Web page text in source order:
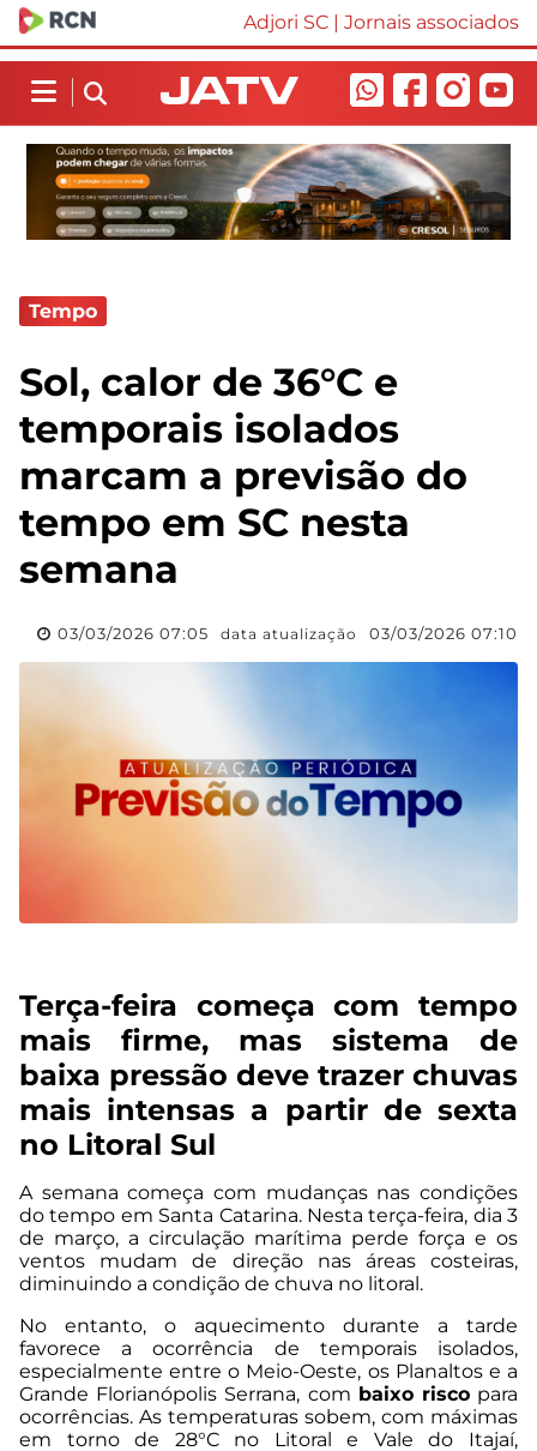
Adjori SC | Jornais associados
Tempo
Sol, calor de 36°C e
temporais isolados
marcam a previsão do
tempo em SC nesta
semana
03/03/2026 07:05 data atualização 03/03/2026 07:10
Terça-feira começa com tempo
mais firme, mas sistema de
baixa pressão deve trazer chuvas
mais intensas a partir de sexta
no Litoral Sul
A semana começa com mudanças nas condições
do tempo em Santa Catarina. Nesta terça-feira, dia 3
de março, a circulação marítima perde força e os
ventos mudam de direção nas áreas costeiras,
diminuindo a condição de chuva no litoral.
No entanto, o aquecimento durante a tarde
favorece a ocorrência de temporais isolados,
especialmente entre o Meio-Oeste, os Planaltos e a
Grande Florianópolis Serrana, com baixo riscopara
ocorrências. As temperaturas sobem, com máximas
em torno de 28°C no Litoral e Vale do Itajaí,